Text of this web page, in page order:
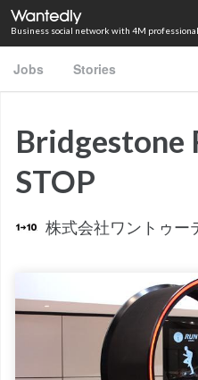
Business social network with 4M
Jobs Stories
Bridgestone
STOP
株式会社ワントゥー